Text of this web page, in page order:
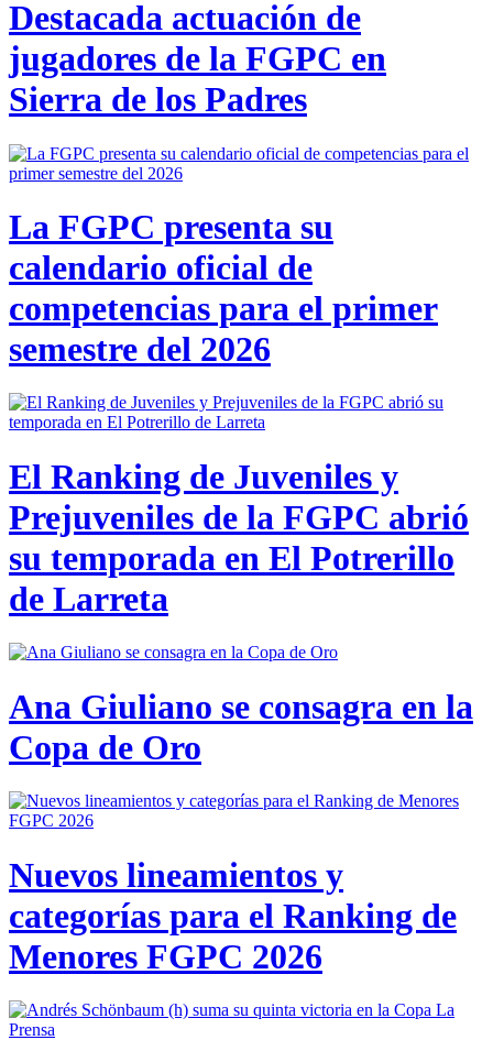
Destacada actuación de
jugadores de la FGPC en
Sierra de los Padres
La FGPC presenta su
calendario oficial de
competencias para el primer
semestre del 2026
El Ranking de Juveniles y
Prejuveniles de la FGPC abrió
su temporada en El Potrerillo
de Larreta
Ana Giuliano se consagra en la
Copa de Oro
Nuevos lineamientos y
categorías para el Ranking de
Menores FGPC 2026